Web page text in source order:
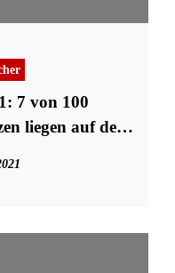
7 von 100
liegen auf der